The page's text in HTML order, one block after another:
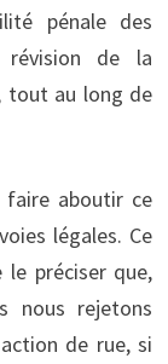
pénale des
révision de la
tout au long de
faire aboutir ce
légales. Ce
préciser que,
nous rejetons
de rue, si